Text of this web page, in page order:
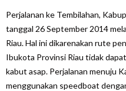
Perjalanan ke Tembilahan,
tanggal 26 September 2014
Riau. Hal ini dikarenakan rute
Ibukota Provinsi Riau tidak
kabut asap. Perjalanan menuju
menggunakan speedboat